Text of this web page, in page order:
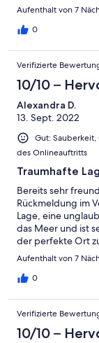
Aufenthalt von 7
0
Verifizierte
10/10 –
Alexandra D.
13. Sept. 2022
Gut:
des Onlineauftritts
Traumhafte
Bereits sehr
Rückmeldung im
Lage, eine
das Meer und ist
der perfekte Ort
freundliche,
Tips zu
sicher wieder.
Aufenthalt von 7
0
Verifizierte
10/10 –